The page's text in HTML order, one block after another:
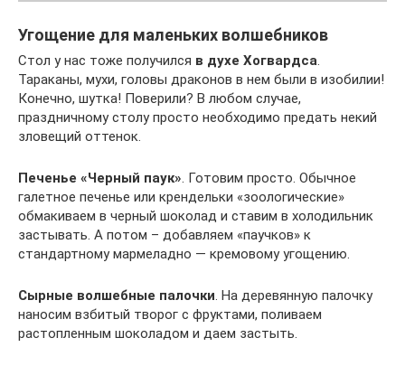
Угощение для маленьких волшебников
Стол у нас тоже получился в духе Хогвардса.
Тараканы, мухи, головы драконов в нем были в изобилии!
Конечно, шутка! Поверили? В любом случае,
праздничному столу просто необходимо предать некий
зловещий оттенок.
Печенье «Черный паук». Готовим просто. Обычное
галетное печенье или крендельки «зоологические»
обмакиваем в черный шоколад и ставим в холодильник
застывать. А потом – добавляем «паучков» к
стандартному мармеладно — кремовому угощению.
Сырные волшебные палочки. На деревянную палочку
наносим взбитый творог с фруктами, поливаем
растопленным шоколадом и даем застыть.